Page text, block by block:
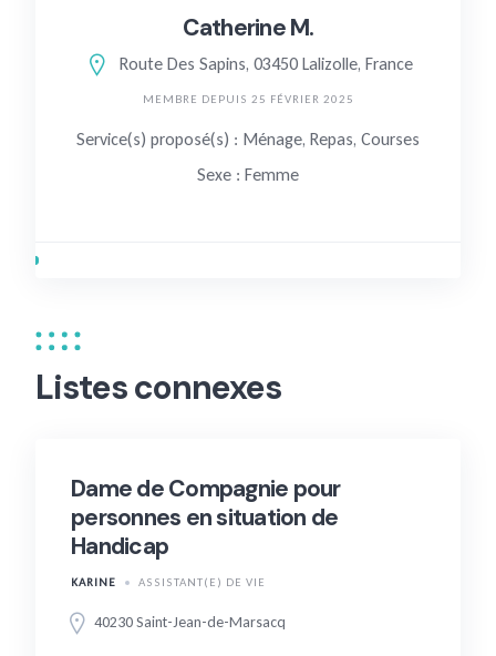
Catherine M.
Route Des Sapins, 03450 Lalizolle, France
MEMBRE DEPUIS 25 FÉVRIER 2025
Service(s) proposé(s) : Ménage, Repas, Courses
Sexe : Femme
Listes connexes
Dame de Compagnie pour
personnes en situation de
Handicap
KARINE ASSISTANT(E) DE VIE
40230 Saint-Jean-de-Marsacq